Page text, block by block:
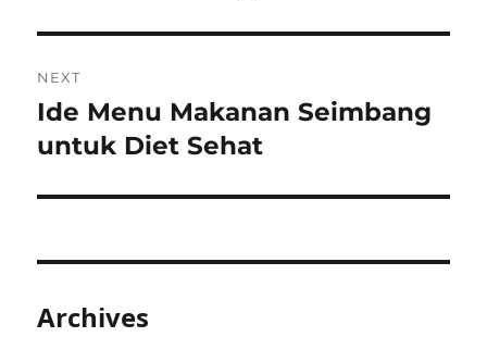
NEXT
Next
post:
Ide Menu Makanan Seimbang
untuk Diet Sehat
Archives